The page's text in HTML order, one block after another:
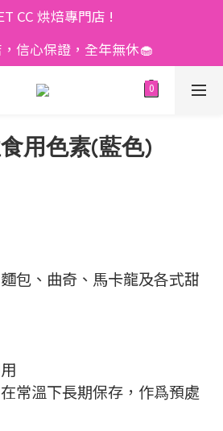
CC 烘焙專門店 !
信心保證，全年無休🧁
用色素(藍色)
包、曲奇、馬卡龍及各式甜
常溫下長期保存，作爲預處